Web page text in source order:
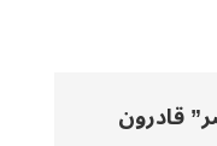
قادرون